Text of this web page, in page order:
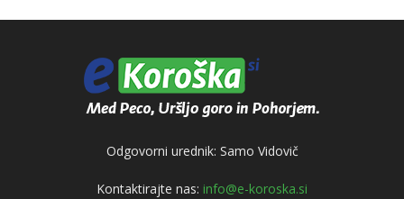
Odgovorni urednik: Samo Vidovič
Kontaktirajte nas: info@e-koroska.si